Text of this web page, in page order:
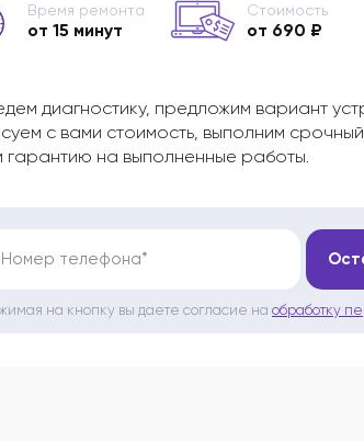
Время ремонта
от 15 минут
Стоимость
от 690 ₽
диагностику, предложим вариант
с вами стоимость, выполним
гарантию на выполненные работы.
Номер телефона*
на кнопку вы даете согласие на обработку